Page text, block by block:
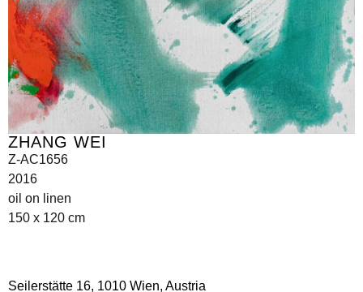
ZHANG WEI
Z-AC1656
2016
oil on linen
150 x 120 cm
Seilerstätte 16, 1010 Wien, Austria